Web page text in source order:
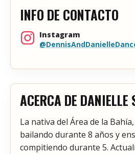
INFO DE CONTACTO
Instagram
ACERCA DE DANIELLE
La nativa del Área de la
bailando durante 8 años y
compitiendo durante 5.